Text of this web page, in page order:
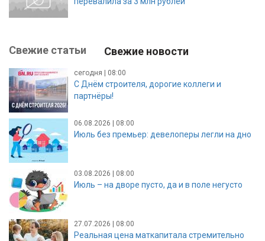
Свежие статьи Свежие новости
сегодня | 08:00
С Днём строителя, дорогие коллеги и
партнёры!
06.08.2026 | 08:00
Июль без премьер: девелоперы легли на дно
03.08.2026 | 08:00
Июль – на дворе пусто, да и в поле негусто
27.07.2026 | 08:00
Реальная цена маткапитала стремительно